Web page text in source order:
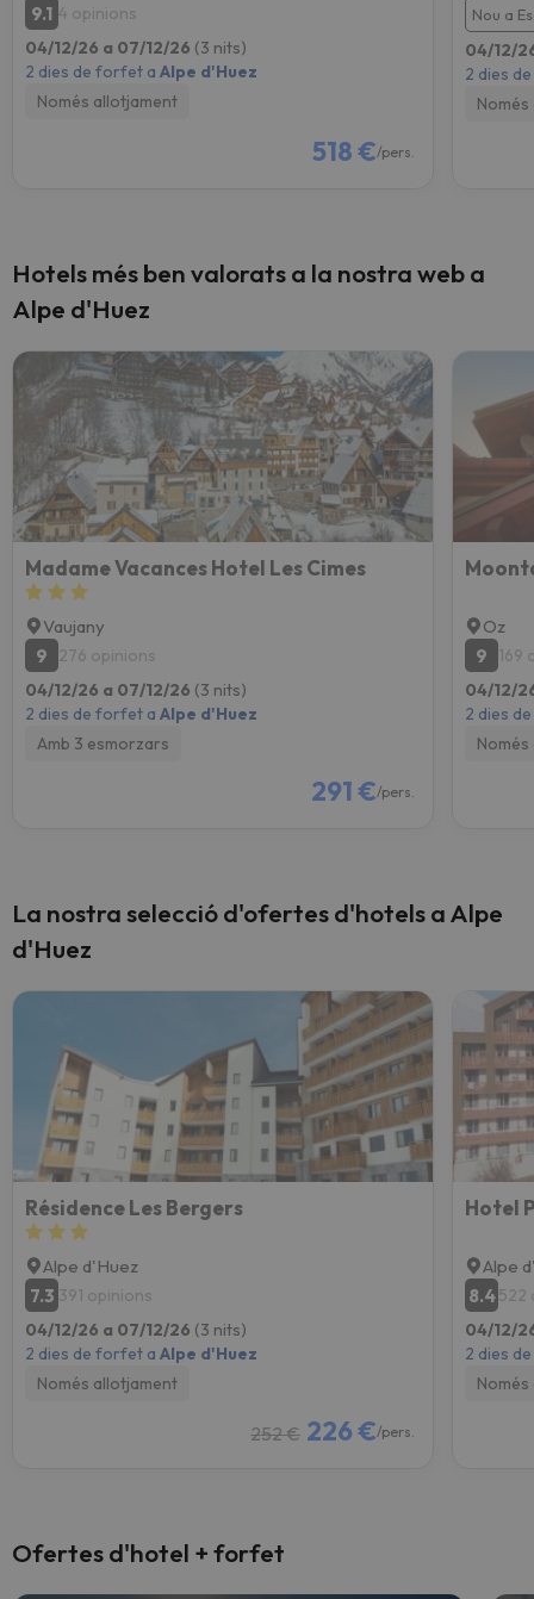
9.1 4 opinions
04/12/26 a 07/12/26 (3 nits)
2 dies de forfet a Alpe d'Huez
Només allotjament
518 €/pers.
Nou a
04/12/
2 dies
Hotels més ben valorats a la nostra web a
Alpe d'Huez
Madame Vacances Hotel Les Cimes
Vaujany
9
276 opinions
04/12/26 a 07/12/26 (3 nits)
2 dies de forfet a Alpe d'Huez
Amb 3 esmorzars
291 €/pers.
Oz
9
169
04/12/
2 dies
La nostra selecció d'ofertes d'hotels a Alpe
d'Huez
Résidence Les Bergers
Alpe d'Huez
7.3 391 opinions
04/12/26 a 07/12/26 (3 nits)
2 dies de forfet a Alpe d'Huez
Només allotjament
252 € 226 €/pers.
Alpe
8.4522
04/12/
2 dies
Ofertes d'hotel + forfet